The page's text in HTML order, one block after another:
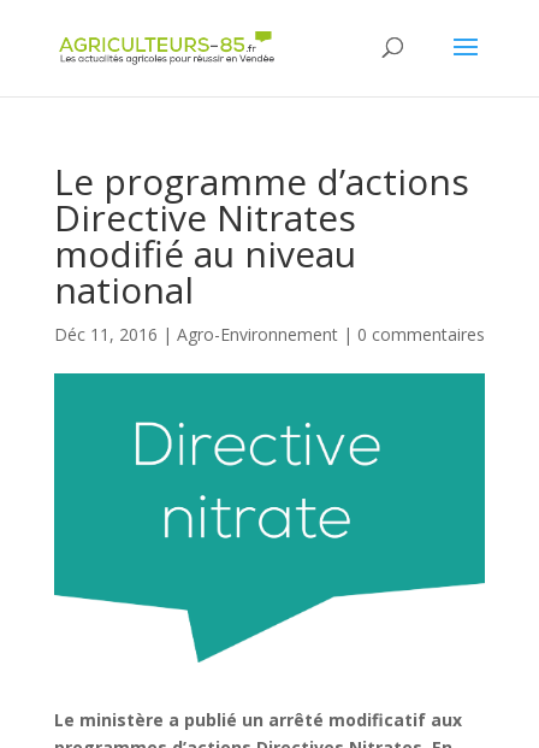
Le programme d’actions
Directive Nitrates
modifié au niveau
national
Déc 11, 2016 | Agro-Environnement| 0 commentaires
Le ministère a publié un arrêté modificatif aux